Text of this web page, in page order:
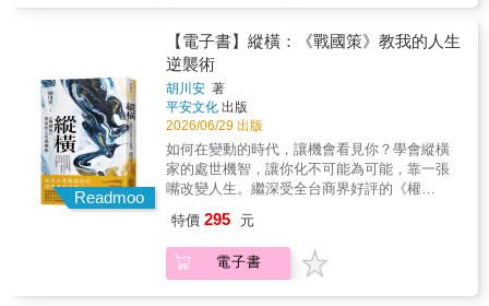
而是引導你讓行動與自我一致的實用指南，兼
具思辨與可行性。如果你曾納悶，為什麼意圖
再好也不一定能化為現實，這本書會給你清晰
的答案，也給你前進的道路。」——馬歇爾．
葛史密斯博士（Dr. Marshall Goldsmith），高
階主管教練、《UP學》（What Got You Here
Won't Get You There）作者「本書是教你把企
圖心化為行動的有利指南。關鍵不在意志力，
在於釐清什麼才是真正重要的事。」——查爾
斯．杜希格（Charles Duhigg），《為什麼我們
（Supercommunicators）作者「貝利是個溫和
的引路人，他不斷向讀者保證，他的建議既不
複雜，執行起來也毫不費力……務實，且立意
非曇花一現的成功： ★設定正確的步調：捨棄
「不喜歡輸」的感覺，走得太快或太慢，都會
成為負擔。★為什麼嗜好興趣總是最先被放
棄？擁有嗜好並非不務正業，必須把它排進行
事曆、設定界線來保護屬於自己的時間。★認
真看待財務狀況：財務上的成功不只在於你賺
了多少錢，而是你如何讓那些錢為你所用，設
立自己的「五個財務桶子」。★守住「天賦專
區」：專注在真正重要的事上，為自己列出
「通往自由的三個清單」。★優先處理對你來
真正想要的是什麼？為了得到它，願意放棄什
麼？★只在必要時才全力拚：知道什麼時候該
奮力一搏，也知道要在什麼時刻出手、以及該
怎麼做。……人生不是短跑，而是一場馬拉
年， 在與無數人的相遇中，不斷探索究竟
什麼樣的魅力最吸引他人。 至今已訪談超
過一千人的她，時常與韓國最頂尖廣播、電視
人見面， 分析他們能一眼讓人舒服、且維
持被喜愛的祕訣。 現在，她在YouTube上
分享人際溝通技巧，累計超過7,000萬觀看次
數， 同時在三星、SK、LG、現代等菁英企
業擔任專業講師， 作為一位懂得讓初次見
面的人敞開心扉，引導他們深入交談的採訪
者， 本書將帶你了解決定好感度的魅力特
人際關係。 ★☆好感，往往只差那麼一點
點☆★ 只需小小的改變，善用自己天生具
有的特質， 就能打造讓人想和你繼續來往
Readmoo
【電子書】縱橫：《戰國策》教我的人生
逆襲術
胡川安 著
平安文化 出版
2026/06/29 出版
如何在變動的時代，讓機會看見你？學會縱橫
家的處世機智，讓你化不可能為可能，靠一張
嘴改變人生。繼深受全台商界好評的《權
家、丹鳳高中圖書館主任】宋怡慧【作家、
《一歷百憂解》主持人】李文成【財經節目主
持人、作家】夏韻芬【閱讀人社群主編】鄭俊
特價 295 元
電子書